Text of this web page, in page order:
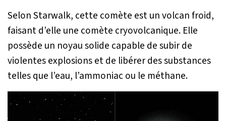
Selon Starwalk, cette comète est un volcan froid,
faisant d’elle une comète cryovolcanique. Elle
possède un noyau solide capable de subir de
violentes explosions et de libérer des substances
telles que l’eau, l’ammoniac ou le méthane.